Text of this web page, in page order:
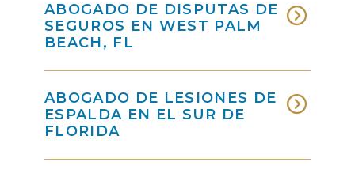
ABOGADO DE DISPUTAS DE
SEGUROS EN WEST PALM
BEACH, FL
ABOGADO DE LESIONES DE
ESPALDA EN EL SUR DE
FLORIDA